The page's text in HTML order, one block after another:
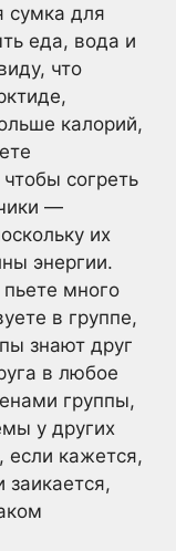
сумка для
еда, вода и
что
калорий,
согреть
—
их
энергии.
много
в группе,
знают друг
в любое
группы,
у других
кажется,